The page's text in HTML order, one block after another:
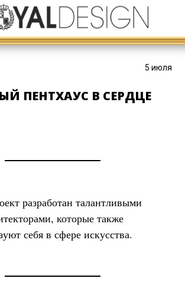
5 июля
ПЕНТХАУС В СЕРДЦЕ
разработан талантливыми
которые также
себя в сфере искусства.